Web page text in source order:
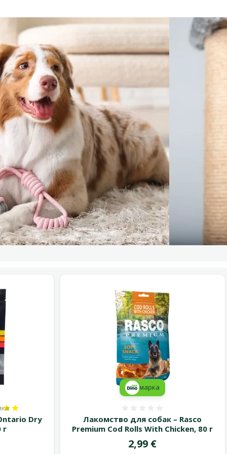
Dry
г
количество оценок: 1
Лакомство для собак – Rasco
Premium Cod Rolls With Chicken, 80 г
Цена
2,99 €
марка